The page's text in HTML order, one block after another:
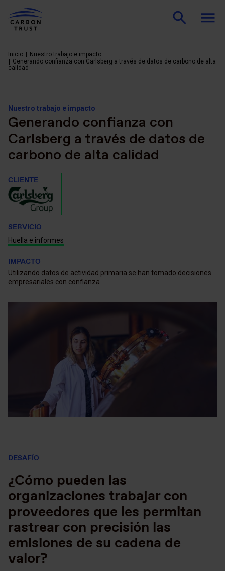
Inicio
Nuestro trabajo e impacto
Generando confianza con Carlsberg a través de datos de carbono de alta
calidad
Nuestro trabajo e impacto
Generando confianza con
Carlsberg a través de datos de
carbono de alta calidad
CLIENTE
SERVICIO
Huella e informes
IMPACTO
Utilizando datos de actividad primaria se han tomado decisiones
empresariales con confianza
DESAFÍO
¿Cómo pueden las
organizaciones trabajar con
proveedores que les permitan
rastrear con precisión las
emisiones de su cadena de
valor?